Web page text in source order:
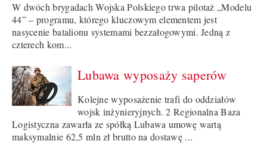
W dwóch brygadach Wojska Polskiego trwa pilotaż „Modelu
44” – programu, którego kluczowym elementem jest
nasycenie batalionu systemami bezzałogowymi. Jedną z
czterech kom...
Lubawa wyposaży saperów
Kolejne wyposażenie trafi do oddziałów
wojsk inżynieryjnych. 2 Regionalna Baza
Logistyczna zawarła ze spółką Lubawa umowę wartą
maksymalnie 62,5 mln zł brutto na dostawę ...